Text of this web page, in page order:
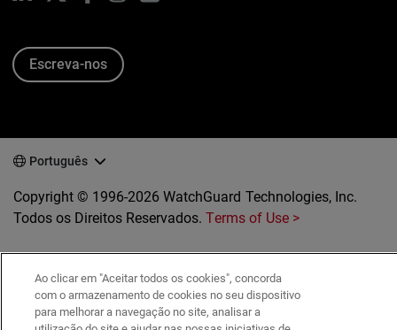
Escreva-nos
Português
Copyright © 1996-2026 WatchGuard Technologies, Inc.
Todos os Direitos Reservados.Terms of Use >
Ao clicar em "Aceitar todos os cookies", concorda
com o armazenamento de cookies no seu dispositivo
para melhorar a navegação no site, analisar a